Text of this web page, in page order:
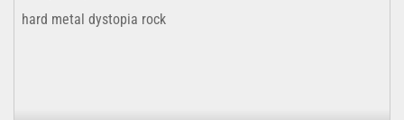
hard metal dystopia rock